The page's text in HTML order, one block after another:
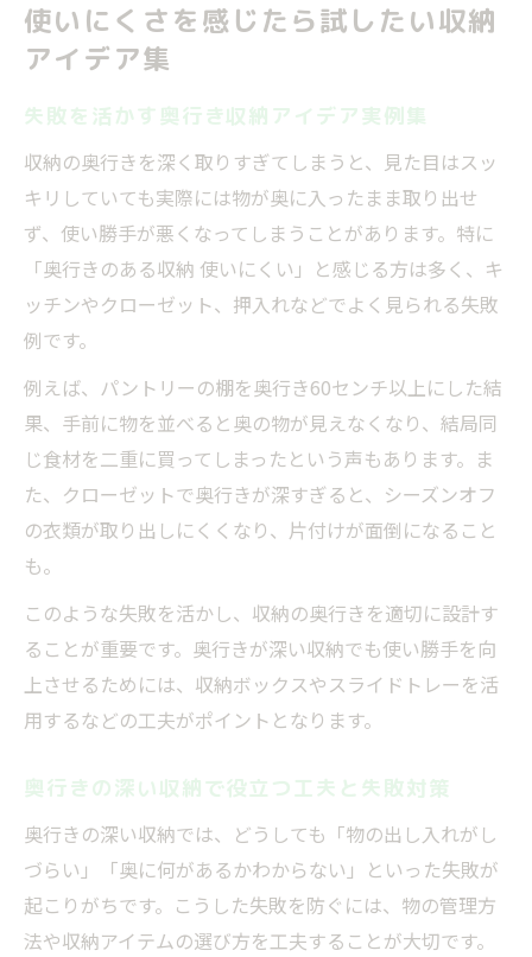
使いにくさを感じたら試したい収納
アイデア集
失敗を活かす奥行き収納アイデア実例集
収納の奥行きを深く取りすぎてしまうと、見た目はスッ
キリしていても実際には物が奥に入ったまま取り出せ
ず、使い勝手が悪くなってしまうことがあります。特に
「奥行きのある収納 使いにくい」と感じる方は多く、キ
ッチンやクローゼット、押入れなどでよく見られる失敗
例です。
例えば、パントリーの棚を奥行き60センチ以上にした結
果、手前に物を並べると奥の物が見えなくなり、結局同
じ食材を二重に買ってしまったという声もあります。ま
た、クローゼットで奥行きが深すぎると、シーズンオフ
の衣類が取り出しにくくなり、片付けが面倒になること
も。
このような失敗を活かし、収納の奥行きを適切に設計す
ることが重要です。奥行きが深い収納でも使い勝手を向
上させるためには、収納ボックスやスライドトレーを活
用するなどの工夫がポイントとなります。
奥行きの深い収納で役立つ工夫と失敗対策
奥行きの深い収納では、どうしても「物の出し入れがし
づらい」「奥に何があるかわからない」といった失敗が
起こりがちです。こうした失敗を防ぐには、物の管理方
法や収納アイテムの選び方を工夫することが大切です。